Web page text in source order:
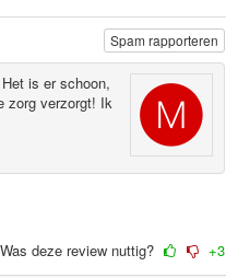
is er schoon,
zorg verzorgt! Ik
Spam rapporteren
Was deze review nuttig? +3